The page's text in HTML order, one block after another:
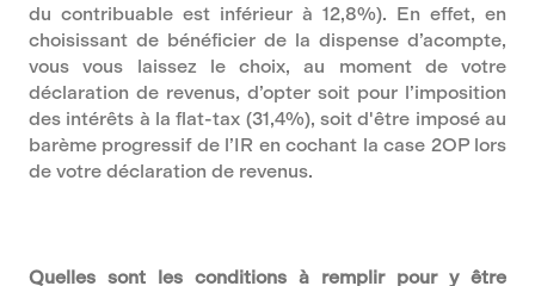
du contribuable est inférieur à 12,8%). En effet, en
choisissant de bénéficier de la dispense d’acompte,
vous vous laissez le choix, au moment de votre
déclaration de revenus, d’opter soit pour l’imposition
des intérêts à la flat-tax (31,4%), soit d'être imposé au
barème progressif de l’IR en cochant la case 2OP lors
de votre déclaration de revenus.
Quelles sont les conditions à remplir pour y être